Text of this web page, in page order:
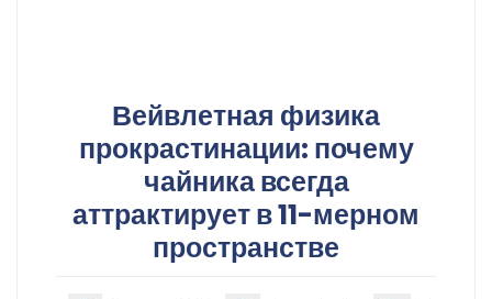
Вейвлетная физика
прокрастинации: почему
чайника всегда
аттрактирует в 11-мерном
пространстве